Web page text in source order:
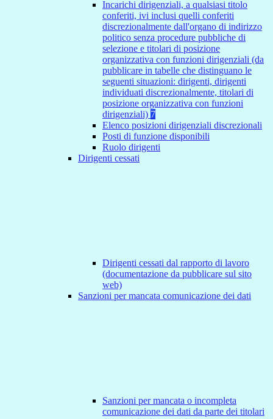
Incarichi dirigenziali, a qualsiasi titolo
conferiti, ivi inclusi quelli conferiti
discrezionalmente dall'organo di indirizzo
politico senza procedure pubbliche di
selezione e titolari di posizione
organizzativa con funzioni dirigenziali (da
pubblicare in tabelle che distinguano le
seguenti situazioni: dirigenti, dirigenti
individuati discrezionalmente, titolari di
posizione organizzativa con funzioni
dirigenziali) 7
Elenco posizioni dirigenziali discrezionali
Posti di funzione disponibili
Ruolo dirigenti
Dirigenti cessati
Dirigenti cessati dal rapporto di lavoro
(documentazione da pubblicare sul sito
web)
Sanzioni per mancata comunicazione dei dati
Sanzioni per mancata o incompleta
comunicazione dei dati da parte dei titolari